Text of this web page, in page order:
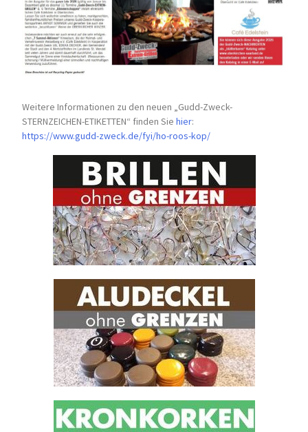
Weitere Informationen zu den neuen „Gudd-Zweck-
STERNZEICHEN-ETIKETTEN“ finden Siehier:
https://www.gudd-zweck.de/fyi/ho-roos-kop/